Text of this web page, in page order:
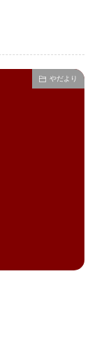
やだより